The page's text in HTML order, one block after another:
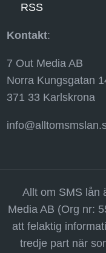
RSS
Kontakt:
7 Out Media AB
Norra Kungsgatan
371 33 Karlskrona
Allt om SMS lån
Media AB (Org nr:
att felaktig
tredje part när